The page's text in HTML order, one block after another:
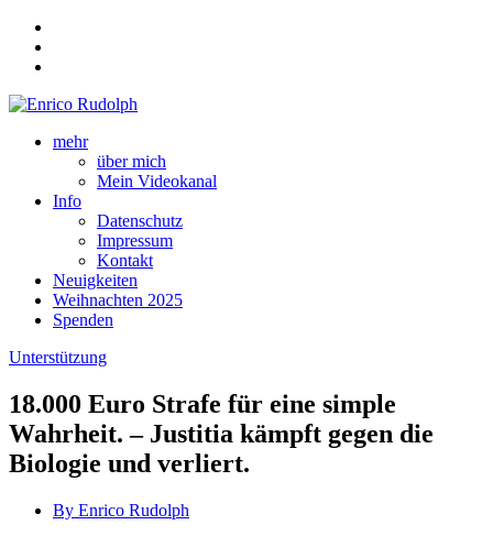
mehr
über mich
Mein Videokanal
Info
Datenschutz
Impressum
Kontakt
Neuigkeiten
Weihnachten 2025
Spenden
Unterstützung
18.000 Euro Strafe für eine simple
Wahrheit. – Justitia kämpft gegen die
Biologie und verliert.
By Enrico Rudolph